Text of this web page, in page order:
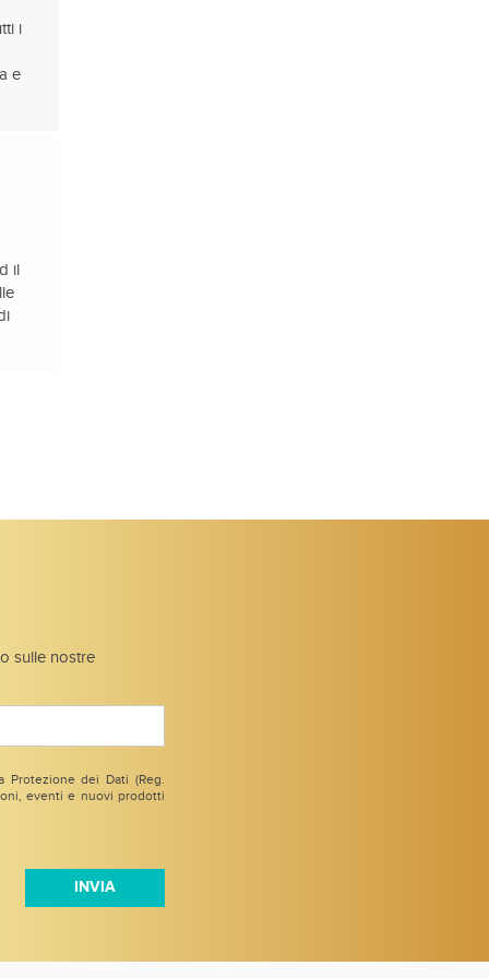
i
e
il
sulle nostre
dei Dati (Reg.
eventi e nuovi prodotti